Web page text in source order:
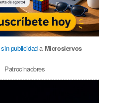
publicidada Microsiervos
Patrocinadores